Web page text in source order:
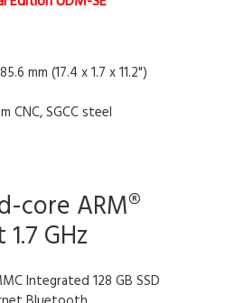
mm (17.4 x 1.7 x 11.2")
CNC, SGCC steel
core ARM®
GHz
Integrated 128 GB SSD